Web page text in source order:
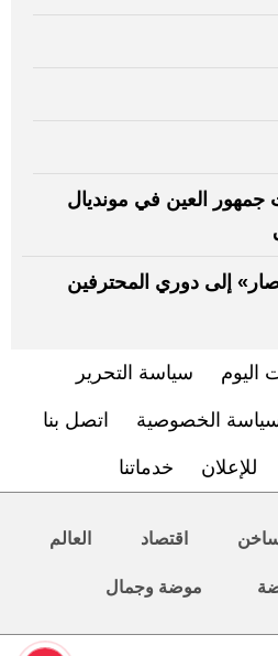
جمهور العين في مونديال
إلى دوري المحترفين
اليوم سياسة التحرير
الخصوصية اتصل بنا
للإعلان خدماتنا
اقتصاد العالم
موضة وجمال